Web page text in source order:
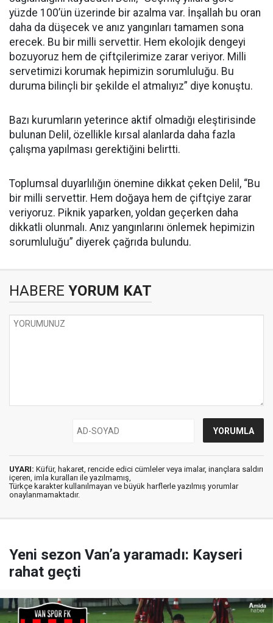
yüzde 100’ün üzerinde bir azalma var. İnşallah bu oran
daha da düşecek ve anız yangınları tamamen sona
erecek. Bu bir milli servettir. Hem ekolojik dengeyi
bozuyoruz hem de çiftçilerimize zarar veriyor. Milli
servetimizi korumak hepimizin sorumluluğu. Bu
duruma bilinçli bir şekilde el atmalıyız” diye konuştu.
Bazı kurumların yeterince aktif olmadığı eleştirisinde
bulunan Delil, özellikle kırsal alanlarda daha fazla
çalışma yapılması gerektiğini belirtti.
Toplumsal duyarlılığın önemine dikkat çeken Delil, “Bu
bir milli servettir. Hem doğaya hem de çiftçiye zarar
veriyoruz. Piknik yaparken, yoldan geçerken daha
dikkatli olunmalı. Anız yangınlarını önlemek hepimizin
sorumluluğu” diyerek çağrıda bulundu.
HABERE YORUM KAT
UYARI: Küfür, hakaret, rencide edici cümleler veya imalar, inançlara saldırı
içeren, imla kuralları ile yazılmamış,
Türkçe karakter kullanılmayan ve büyük harflerle yazılmış yorumlar
onaylanmamaktadır.
Yeni sezon Van’a yaramadı: Kayseri
rahat geçti